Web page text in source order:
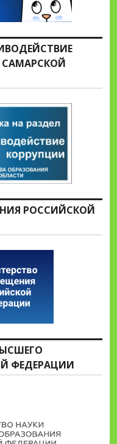
РОССИЙСКОЙ
ФЕДЕРАЦИИ